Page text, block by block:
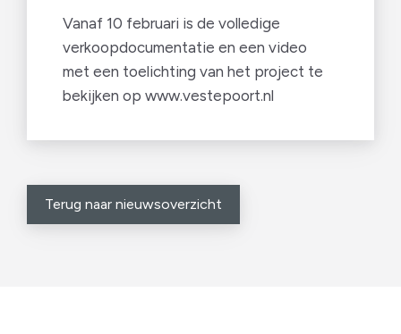
Vanaf 10 februari is de volledige
verkoopdocumentatie en een video
met een toelichting van het project te
bekijken op www.vestepoort.nl
Terug naar nieuwsoverzicht